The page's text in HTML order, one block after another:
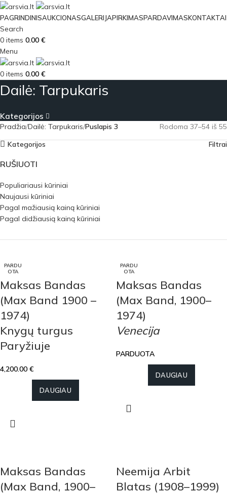
PAGRINDINISAUKCIONASGALERIJAPIRKIMASPARDAVIMASKONTAKTAI
Search
0 items 0.00 €
Menu
0 items 0.00 €
Dailė: Tarpukaris
Kategorijos
Pradžia Dailė: Tarpukaris Puslapis 3
Rodoma 37–54 iš 55
Kategorijos
Filtrai
RUŠIUOTI
Populiariausi kūriniai
Naujausi kūriniai
Pagal mažiausią kainą kūriniai
Pagal didžiausią kainą kūriniai
Maksas Bandas
(Max Band 1900 –
1974)
Knygų turgus
Paryžiuje
4,200.00 €
DAUGIAU
PARDU
OTA
Maksas Bandas
(Max Band, 1900–
1974)
Venecija
PARDUOTA
DAUGIAU
PARDU
OTA
Maksas Bandas
(Max Band, 1900–
Neemija Arbit
Blatas (1908–1999)
PARDU
OTA
PARDU
OTA
PARDU
OTA
PARDU
OTA
PARDU
OTA
PARDU
OTA
PARDU
OTA
PARDU
OTA